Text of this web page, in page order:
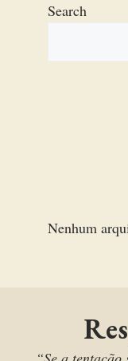
Search
Nenhum